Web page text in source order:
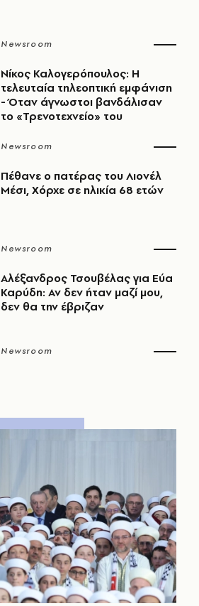
Newsroom
Νίκος Καλογερόπουλος: Η
τελευταία τηλεοπτική εμφάνιση
- Όταν άγνωστοι βανδάλισαν
το «Τρενοτεχνείο» του
Newsroom
Πέθανε ο πατέρας του Λιονέλ
Μέσι, Χόρχε σε ηλικία 68 ετών
Newsroom
Αλέξανδρος Τσουβέλας για Εύα
Καρύδη: Αν δεν ήταν μαζί μου,
δεν θα την έβριζαν
Newsroom